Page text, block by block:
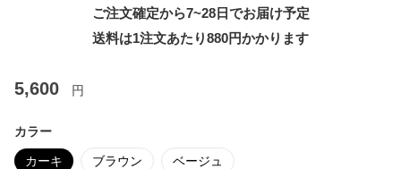
ご注文確定から7~28日でお届け予定
送料は1注文あたり880円かかります
5,600 円
カラー
カーキ ブラウン ベージュ